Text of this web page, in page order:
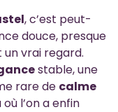
, c’est peut-
douce, presque
un vrai regard.
stable, une
rare de calme
l’on a enfin